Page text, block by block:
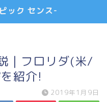
ック センス-
｜フロリダ(米/
紹介!
2019年1月9日